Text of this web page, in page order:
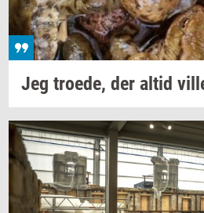
Jeg tro­e­de, der altid